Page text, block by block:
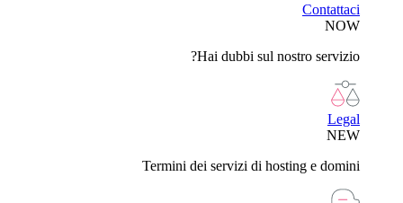
Contattaci
NOW
Hai dubbi sul nostro servizio?
Legal
NEW
Termini dei servizi di hosting e domini